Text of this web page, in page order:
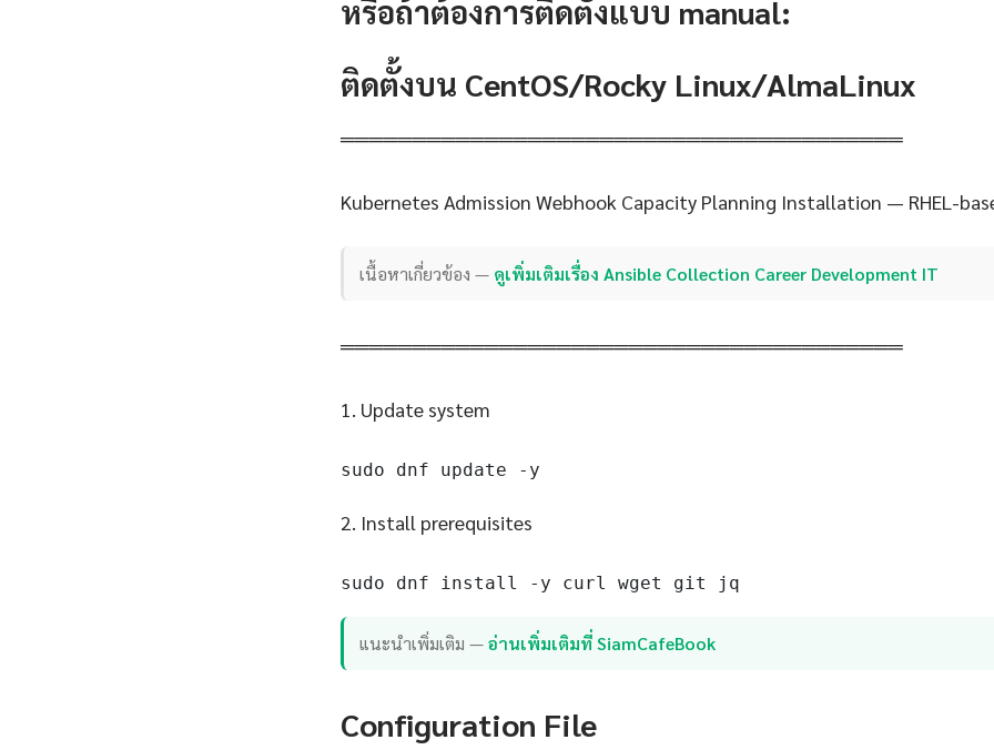
หรือถ้าต้องการติดตั้งแบบ manual:
ติดตั้งบน CentOS/Rocky Linux/AlmaLinux
═══════════════════════════════════════
Kubernetes Admission Webhook Capacity Planning Installation — RHEL-
เนื้อหาเกี่ยวข้อง — ดูเพิ่มเติมเรื่อง Ansible Collection Career Development IT
═══════════════════════════════════════
1. Update system
sudo dnf update -y
2. Install prerequisites
sudo dnf install -y curl wget git jq
แนะนำเพิ่มเติม —อ่านเพิ่มเติมที่ SiamCafeBook
Configuration File